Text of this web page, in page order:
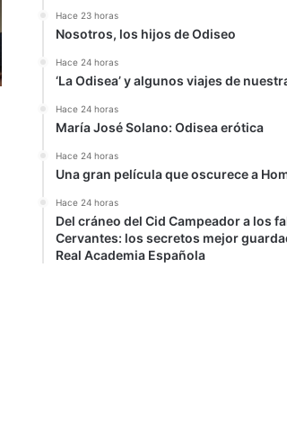
Hace 23 horas
Nosotros, los hijos de Odiseo
Hace 24 horas
‘La Odisea’ y algunos viajes de
Hace 24 horas
María José Solano: Odisea erótica
Hace 24 horas
Una gran película que oscurece a
Hace 24 horas
Del cráneo del Cid Campeador a los
Cervantes: los secretos mejor
Real Academia Española